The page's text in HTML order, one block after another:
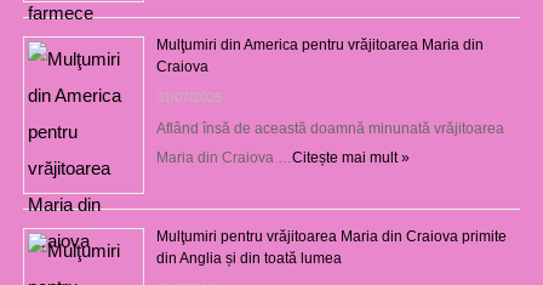
Mulţumiri din America pentru vrăjitoarea Maria din
Craiova
31/07/2026
Aflând însă de această doamnă minunată vrăjitoarea
Maria din Craiova … Citește mai mult »
Mulţumiri pentru vrăjitoarea Maria din Craiova primite
din Anglia și din toată lumea